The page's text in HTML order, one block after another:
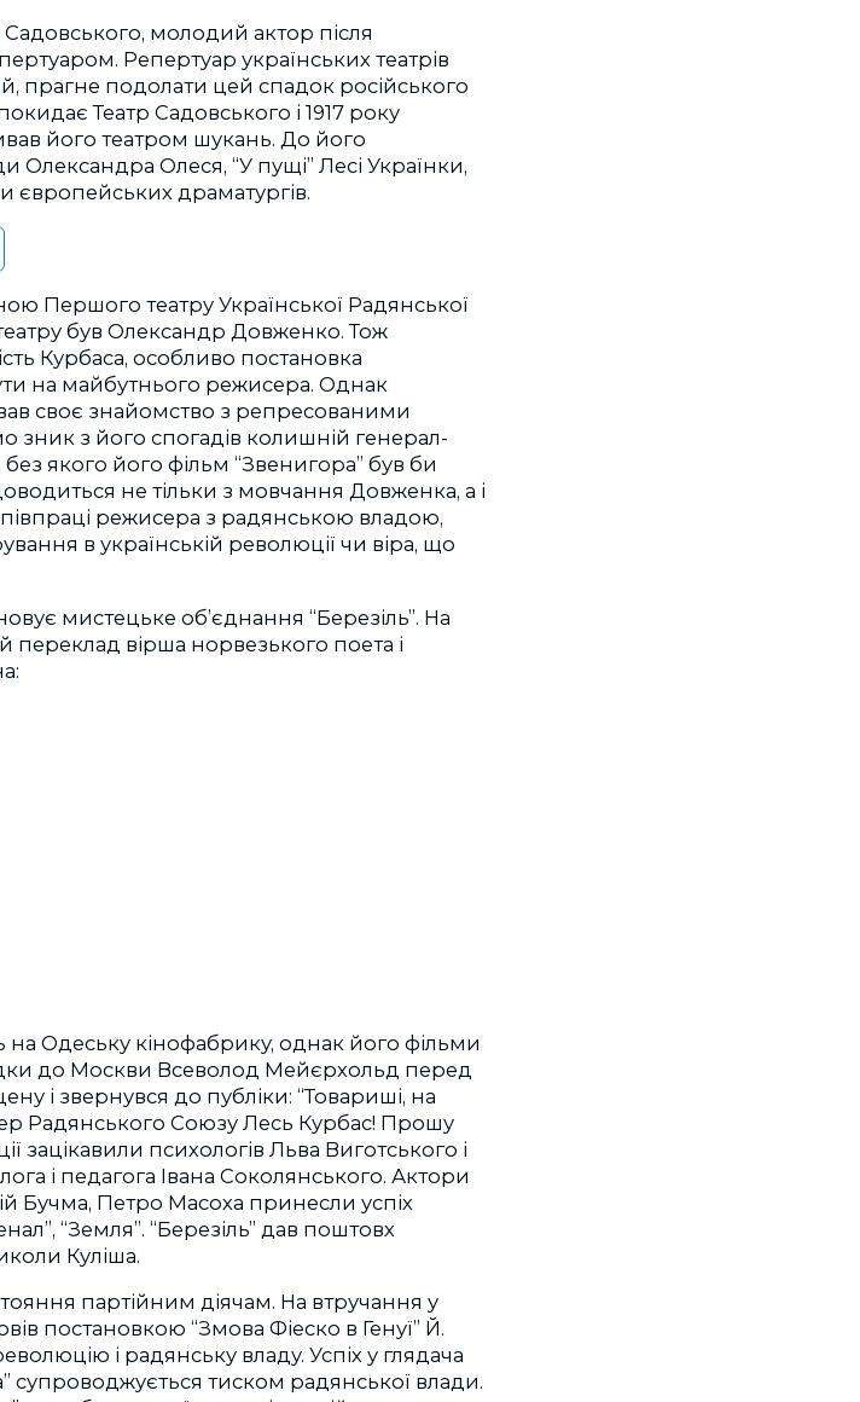
молодий актор після
Репертуар українських театрів
прагне подолати цей спадок російського
Театр Садовського і 1917 року
його театром шукань. До його
Олександра Олеся, “У пущі” Лесі Українки,
європейських драматургів.
Першого театру Української Радянської
був Олександр Довженко. Тож
Курбаса, особливо постановка
на майбутнього режисера. Однак
своє знайомство з репресованими
зник з його спогадів колишній генерал-
якого його фільм “Звенигора” був би
не тільки з мовчання Довженка, а і
режисера з радянською владою,
в українській революції чи віра, що
мистецьке об’єднання “Березіль”. На
вірша норвезького поета і
Одеську кінофабрику, однак його фільми
до Москви Всеволод Мейєрхольд перед
і звернувся до публіки: “Товариші, на
Радянського Союзу Лесь Курбас! Прошу
зацікавили психологів Льва Виготського і
і педагога Івана Соколянського. Актори
Бучма, Петро Масоха принесли успіх
“Земля”. “Березіль” дав поштовх
Куліша.
партійним діячам. На втручання у
постановкою “Змова Фіеско в Генуї” Й.
і радянську владу. Успіх у глядача
супроводжується тиском радянської влади.